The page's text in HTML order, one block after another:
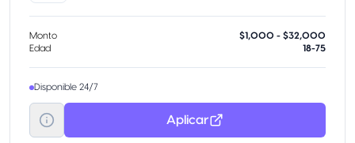
Monto
$1,000 - $32,000
Edad
18-75
Disponible 24/7
Aplicar